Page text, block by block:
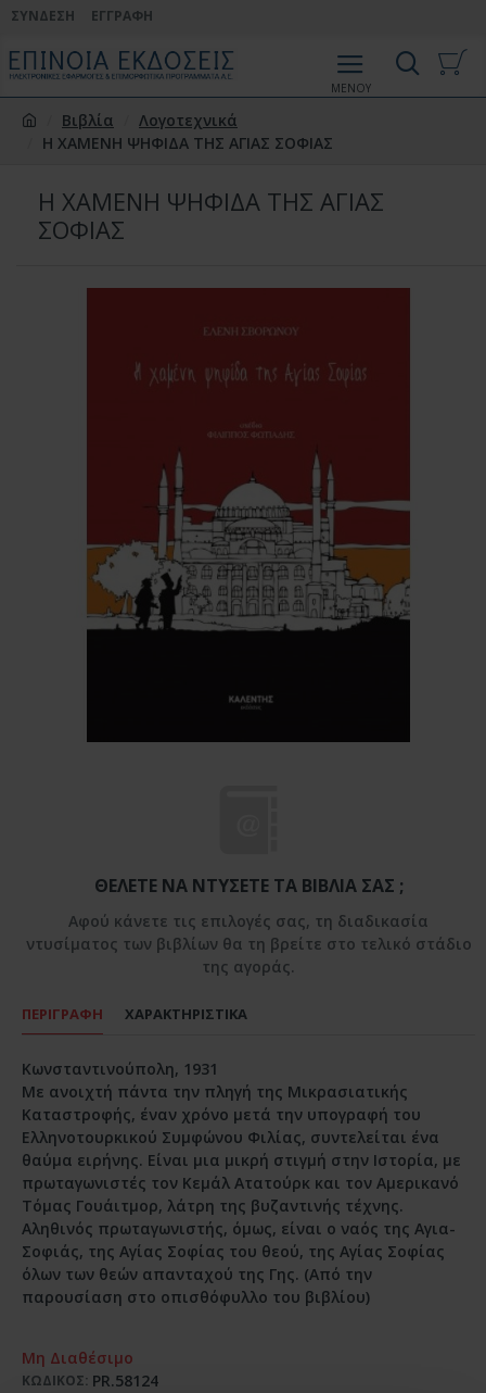
ΣΎΝΔΕΣΗ ΕΓΓΡΑΦΉ
Βιβλία
Λογοτεχνικά
Η ΧΑΜΕΝΗ ΨΗΦΙΔΑ ΤΗΣ ΑΓΙΑΣ ΣΟΦΙΑΣ
Η ΧΑΜΕΝΗ ΨΗΦΙΔΑ ΤΗΣ ΑΓΙΑΣ
ΣΟΦΙΑΣ
ΠΕΡΙΓΡΑΦΗ ΧΑΡΑΚΤΗΡΙΣΤΙΚΑ
Κωνσταντινούπολη, 1931
Με ανοιχτή πάντα την πληγή της Μικρασιατικής
Καταστροφής, έναν χρόνο μετά την υπογραφή του
Ελληνοτουρκικού Συμφώνου Φιλίας, συντελείται ένα
θαύμα ειρήνης. Είναι μια μικρή στιγμή στην Ιστορία, με
πρωταγωνιστές τον Κεμάλ Ατατούρκ και τον Αμερικανό
Τόμας Γουάιτμορ, λάτρη της βυζαντινής τέχνης.
Αληθινός πρωταγωνιστής, όμως, είναι ο ναός της Αγια-
Σοφιάς, της Αγίας Σοφίας του θεού, της Αγίας Σοφίας
όλων των θεών απανταχού της Γης. (Από την
παρουσίαση στο οπισθόφυλλο του βιβλίου)
ΘΈΛΕΤΕ ΝΑ ΝΤΎΣΕΤΕ ΤΑ ΒΙΒΛΊΑ ΣΑΣ ;
Αφού κάνετε τις επιλογές σας, τη διαδικασία
ντυσίματος των βιβλίων θα τη βρείτε στο τελικό στάδιο
της αγοράς.
Μη Διαθέσιμο
ΚΩΔΙΚΟΣ: PR.58124